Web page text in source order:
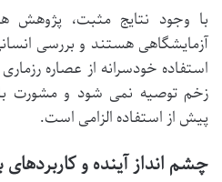
با وجود نتایج مثبت، پژوهش
آزمایشگاهی هستند و بررسی
استفاده خودسرانه از عصاره
زخم توصیه نمی شود و
پیش از استفاده الزامی است.
چشم انداز آینده و کاربردهای